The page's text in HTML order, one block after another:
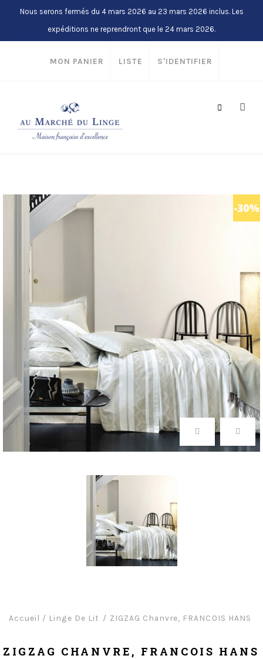
Nous serons fermés du 4 mars 2026 au 23 mars 2026 inclus. Les
expéditions ne reprendront que le 24 mars 2026.
MON PANIER LISTE S'IDENTIFIER
Accueil / Linge De Lit ZIGZAG Chanvre, FRANCOIS HANS
ZIGZAG CHANVRE, FRANCOIS HANS